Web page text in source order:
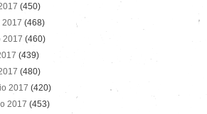
(450)
2017 (468)
2017 (460)
(439)
(480)
2017 (420)
2017 (453)